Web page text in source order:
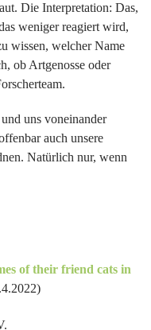
Die Interpretation: Das,
weniger reagiert wird,
wissen, welcher Name
ob Artgenosse oder
uns voneinander
auch unsere
Natürlich nur, wenn
of their friend cats in